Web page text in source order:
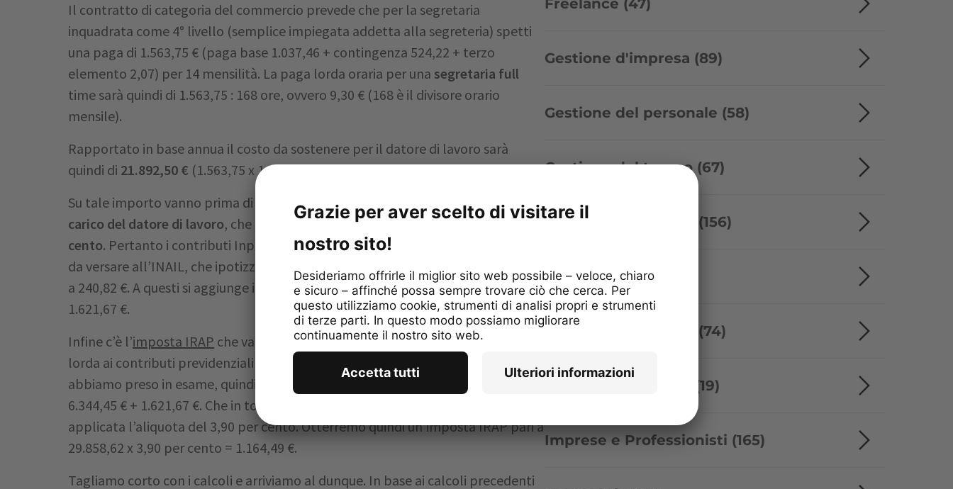
Il contratto di categoria del commercio prevede che per la segretaria
inquadrata come 4° livello (semplice impiegata addetta alla segreteria) spetti
una paga di 1.563,75 € (paga base 1.037,46 + contingenza 524,22 + terzo
elemento 2,07) per 14 mensilità. La paga lorda oraria per una segretaria full
time sarà quindi di 1.563,75 : 168 ore, ovvero 9,30 € (168 è il divisore orario
mensile).
Rapportato in base annua il costo da sostenere per il datore di lavoro sarà
quindi di 21.892,50 € (1.563,75 x 14).
Su tale importo vanno prima di tutto cdalcolati i
contributi previdenziali Inps a
carico del datore di lavoro, che ipotizziamo aventi aliquota pari al28,98 per
cento. Pertanto i contributi Inps da versare saranno di 6.344,45 €. Il contributo
da versare all’INAIL, che ipotizziamo pari all’11 per mille, sarà invece pari
a 240,82 €. A questi si aggiunge il calcolo del TFR da accantonare, che sarà pari a
1.621,67 €.
Infine c’è l’imposta IRAP che va calcolata sommando la retribuzione annua
lorda ai contributi previdenziali e al trattamento di fine rapporto. Nel caso che
abbiamo preso in esame, quindi, il totale imponibile sarà di 21.892,50 € +
6.344,45 € + 1.621,67 €. Che in totale fa 29.858,62 €. A questo importo va
applicata l’aliquota del 3,90 per cento. Otterremo quindi un’imposta IRAP pari a
29.858,62 x 3,90 per cento = 1.164,49 €.
Tagliamo corto con i calcoli e arriviamo al dunque. In base ai calcoli precedenti
Freelance (47)
Gestione d'impresa (89)
Gestione del personale (58)
Gestione del tempo (67)
Gestione dell'ufficio (156)
I nostri clienti (4)
Idee imprenditoriali (74)
Idee per le vacanze (19)
Imprese e Professionisti (165)